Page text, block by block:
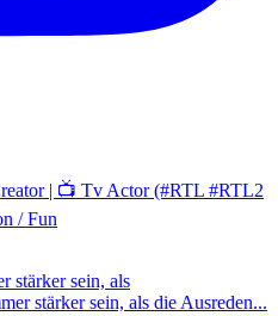
| 📺 Tv Actor (#RTL #RTL2
/ Fun
stärker sein, als